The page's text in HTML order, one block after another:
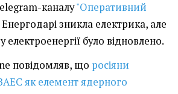
каналу"Оперативний
зникла електрика, але
електроенергії було відновлено.
повідомляв, що росіяни
як елемент ядерного